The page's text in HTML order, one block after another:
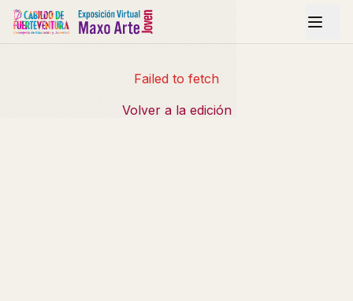
Failed to fetch
Volver a la edición